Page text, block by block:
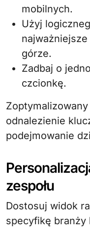
mobilnych.
Użyj
górze.
Zadbaj o
czcionkę.
odnalezienie
podejmowanie
zespołu
Dostosuj widok
specyfikę branży